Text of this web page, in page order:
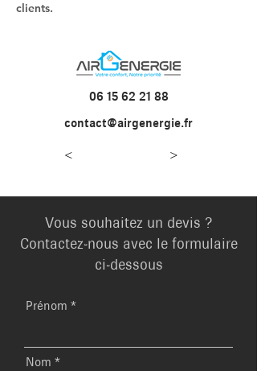
clients.
06 15 62 21 88
contact@airgenergie.fr
< >
Vous souhaitez un devis ?
Contactez-nous avec le formulaire
ci-dessous
Prénom
Nom